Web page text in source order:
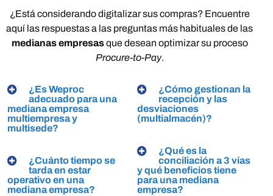
¿Está considerandodigitalizarsuscompras? Encuentre
aquí las respuestasa las preguntas más habitualesde las
medianasempresasquedesean optimizarsu proceso
Procure-to-Pay.
¿Es Weproc
adecuado para una
mediana empresa
multiempresa y
multisede?
¿Cuánto tiempo se
tarda en estar
operativo en una
mediana empresa?
¿Cómo gestionan la
recepción y las
desviaciones
(multialmacén)?
¿Qué es la
conciliación a 3 vías
y qué beneficios tiene
para una mediana
empresa?